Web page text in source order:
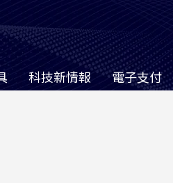
科技新情報 電子支付